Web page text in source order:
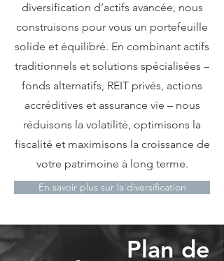
diversification d’actifs avancée, nous
construisons pour vous un portefeuille
solide et équilibré. En combinant actifs
traditionnels et solutions spécialisées –
fonds alternatifs, REIT privés, actions
accréditives et assurance vie – nous
réduisons la volatilité, optimisons la
fiscalité et maximisons la croissance de
votre patrimoine à long terme.
En savoir plus sur la diversification
Plan de